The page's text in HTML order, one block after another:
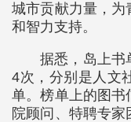
城市贡献力量，为
和智力支持。
据悉，岛上书
4次，分别是人文
单。榜单上的图书
院顾问、特聘专